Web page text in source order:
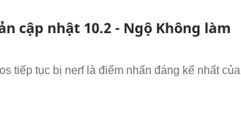
cập nhật 10.2 - Ngộ Không làm
tiếp tục bị nerf là điểm nhấn đáng kể nhất của